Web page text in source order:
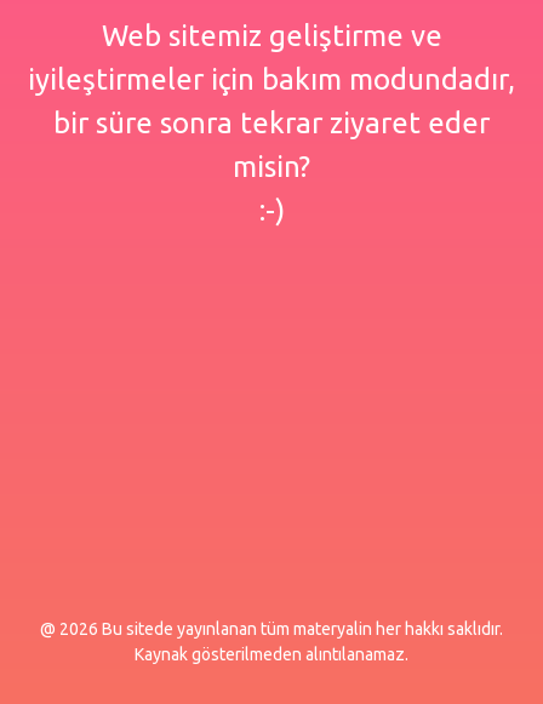
Web sitemiz geliştirme ve
iyileştirmeler için bakım modundadır,
bir süre sonra tekrar ziyaret eder
misin?
:-)
@ 2026 Bu sitede yayınlanan tüm materyalin her hakkı saklıdır.
Kaynak gösterilmeden alıntılanamaz.